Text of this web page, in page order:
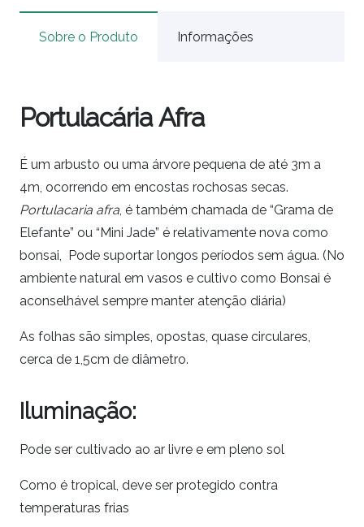
Sobre o Produto Informações
Portulacária Afra
É um arbusto ou uma árvore pequena de até 3m a
4m, ocorrendo em encostas rochosas secas.
Portulacaria afra, é também chamada de “Grama de
Elefante” ou “Mini Jade” é relativamente nova como
bonsai, Pode suportar longos períodos sem água. (No
ambiente natural em vasos e cultivo como Bonsai é
aconselhável sempre manter atenção diária)
As folhas são simples, opostas, quase circulares,
cerca de 1,5cm de diâmetro.
Iluminação:
Pode ser cultivado ao ar livre e em pleno sol
Como é tropical, deve ser protegido contra
temperaturas frias